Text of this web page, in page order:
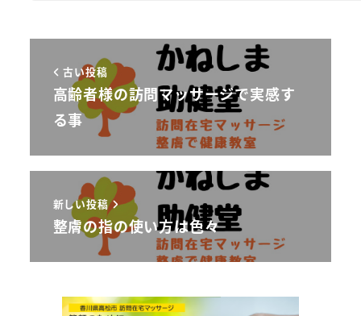
古い投稿
高齢者様の訪問マッサージで実感す
る事
新しい投稿
整膚の指の使い方は色々